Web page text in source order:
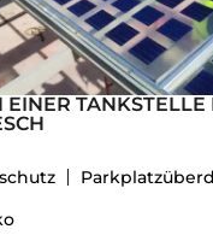
EINER TANKSTELLE